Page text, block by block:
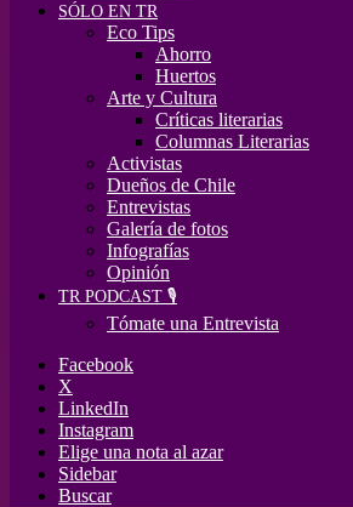
SÓLO EN TR
Eco Tips
Ahorro
Huertos
Arte y Cultura
Críticas literarias
Columnas Literarias
Activistas
Dueños de Chile
Entrevistas
Galería de fotos
Infografías
Opinión
TR PODCAST 🎙️
Tómate una Entrevista
Facebook
X
LinkedIn
Instagram
Elige una nota al azar
Sidebar
Buscar